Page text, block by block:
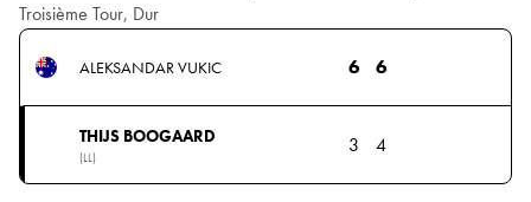
Troisième Tour, Dur
ALEKSANDAR VUKIC 6 6
THIJS BOOGAARD
(LL)
3 4